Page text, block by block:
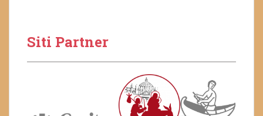
Siti Partner